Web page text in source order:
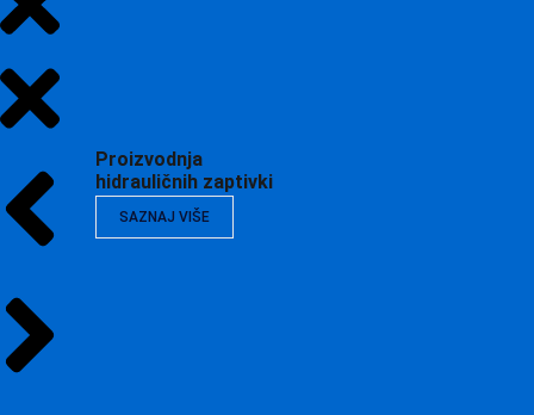
Proizvodnja
hidrauličnih zaptivki
SAZNAJ VIŠE